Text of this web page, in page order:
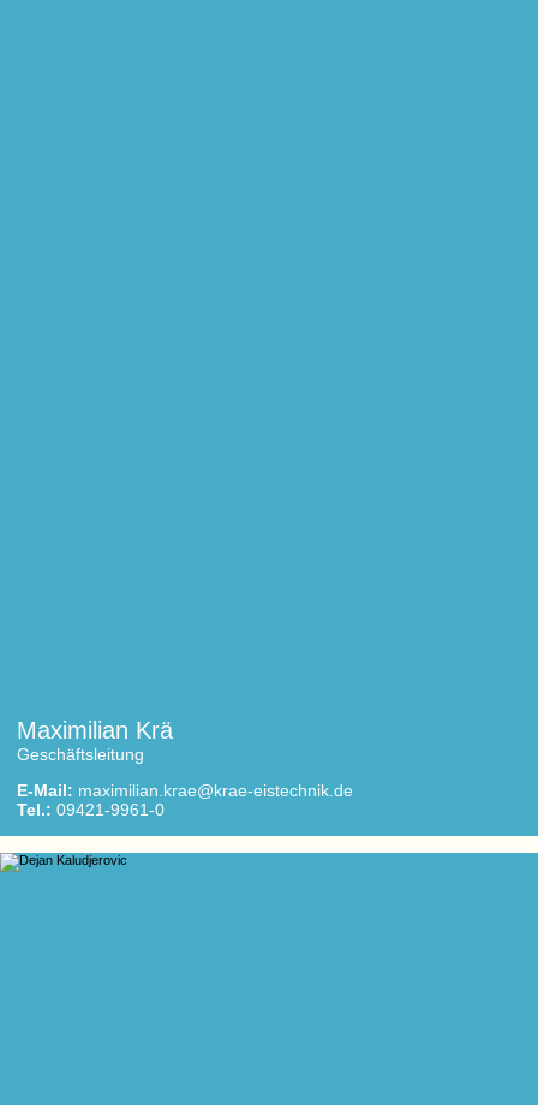
Maximilian Krä
Geschäftsleitung
E-Mail: maximilian.krae@krae-eistechnik.de
Tel.: 09421-9961-0